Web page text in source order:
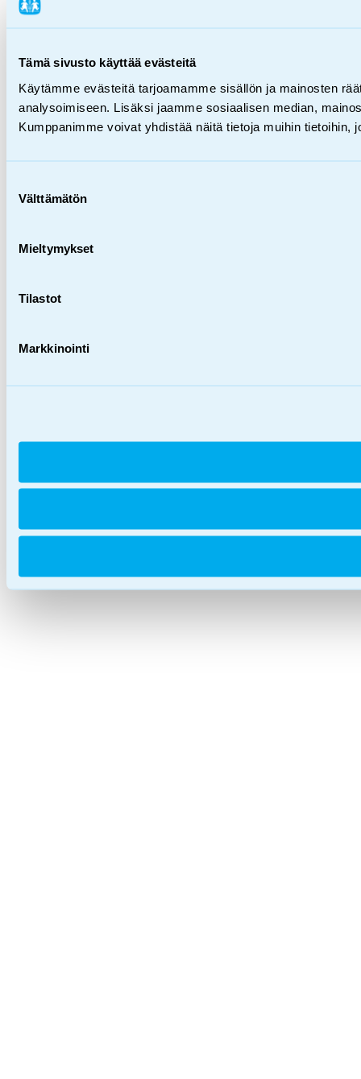
Tämä sivusto käyttää evästeitä
Käytämme evästeitä tarjoamamme sisällön ja mainosten
analysoimiseen. Lisäksi jaamme sosiaalisen median,
Kumppanimme voivat yhdistää näitä tietoja muihin tietoihin,
valinta
Välttämätön
Mieltymykset
Tilastot
Markkinointi